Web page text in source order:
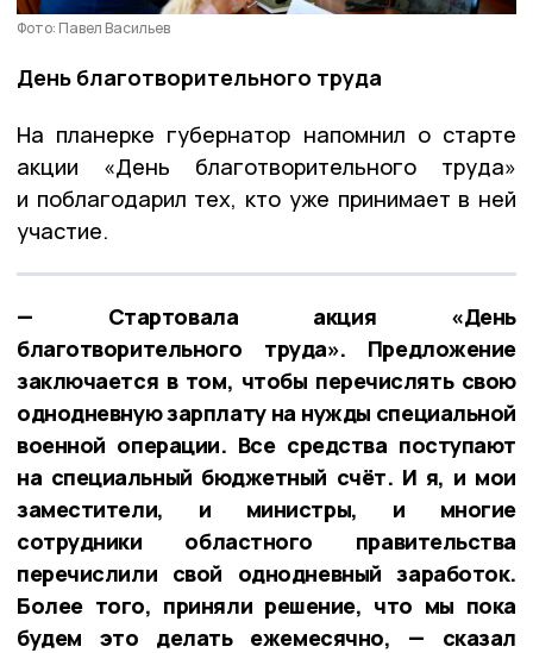
Фото: Павел Васильев
День благотворительного труда
На планерке губернатор напомнил о старте
акции «День благотворительного труда»
и поблагодарил тех, кто уже принимает в ней
участие.
— Стартовала акция «День
благотворительного труда». Предложение
заключается в том, чтобы перечислять свою
однодневную зарплату на нужды специальной
военной операции. Все средства поступают
на специальный бюджетный счёт. И я, и мои
заместители, и министры, и многие
сотрудники областного правительства
перечислили свой однодневный заработок.
Более того, приняли решение, что мы пока
будем это делать ежемесячно, — сказал